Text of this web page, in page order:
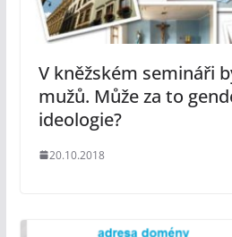
V kněžském semináři
mužů. Může za to
ideologie?
20.10.2018